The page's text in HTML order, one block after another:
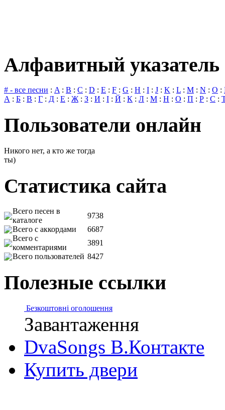
Алфавитный указатель
# - все песни : A: B : C : D : E : F : G : H : I : J : K : L : M : N : O :
А : Б : В : Г : Д : Е : Ж: З : И : І : Й : К : Л : М : Н : О : П : Р : С :
Пользователи онлайн
Никого нет, а кто же тогда
ты)
Статистика сайта
Всего песен в
каталоге
9738
Всего с аккордами
6687
Всего с
комментариями
3891
Всего пользователей 8427
Полезные ссылки
Безкоштовні оголошення
Завантаження
DvaSongs В.Контакте
Купить двери